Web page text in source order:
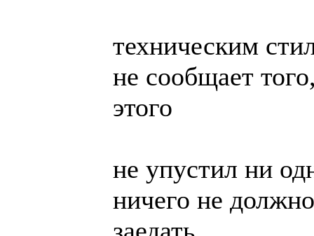
техническим
не сообщает
этого
не упустил ни
ничего не